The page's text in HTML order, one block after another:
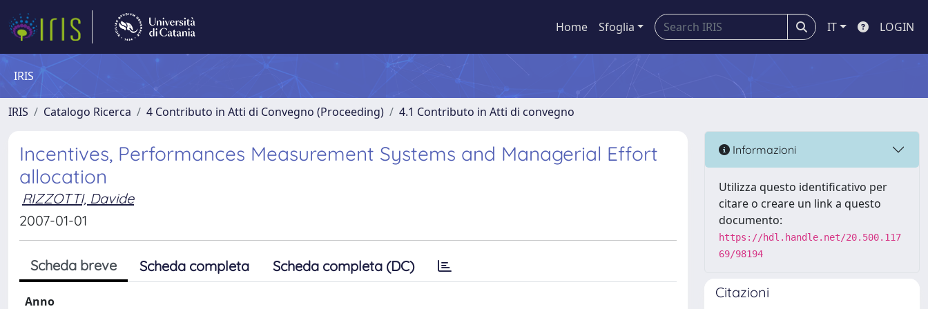
Home Sfoglia IT LOGIN
IRIS
IRIS Catalogo Ricerca 4 Contributo in Atti di Convegno (Proceeding) 4.1 Contributo in Atti di convegno
Incentives, Performances Measurement Systems and Managerial Effort
allocation
RIZZOTTI, Davide
2007-01-01
Scheda breve Scheda completa Scheda completa (DC)
Anno
Informazioni
Utilizza questo identificativo per
citare o creare un link a questo
documento:
https://hdl.handle.net/20.500.117
69/98194
Citazioni